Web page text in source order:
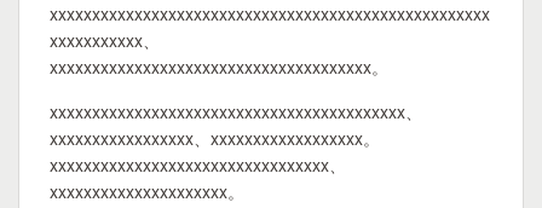
xxxxxxxxxxxxxxxxxxxxxxxxxxxxxxxxxxxxxxxxxxxxxxxxxxxx
xxxxxxxxxxx、
xxxxxxxxxxxxxxxxxxxxxxxxxxxxxxxxxxxxxx。
xxxxxxxxxxxxxxxxxxxxxxxxxxxxxxxxxxxxxxxxxx、
xxxxxxxxxxxxxxxxx、xxxxxxxxxxxxxxxxxx。
xxxxxxxxxxxxxxxxxxxxxxxxxxxxxxxxx、
xxxxxxxxxxxxxxxxxxxxx。